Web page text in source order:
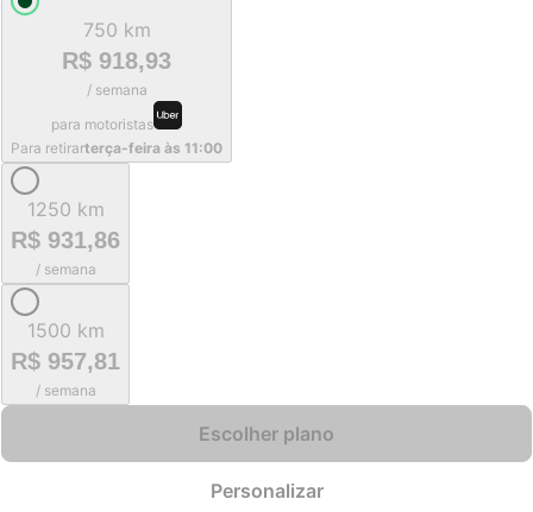
750 km
R$ 918,93
/ semana
para motoristas
Para retirarterça-feira às 11:00
1250 km
R$ 931,86
/ semana
1500 km
R$ 957,81
/ semana
Escolher plano
Personalizar